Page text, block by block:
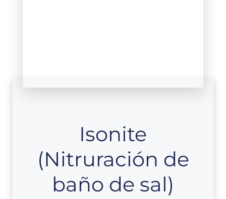
Isonite
(Nitruración de
baño de sal)